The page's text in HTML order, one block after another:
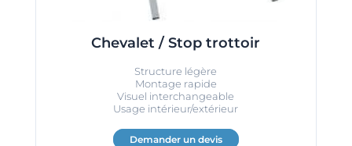
Chevalet / Stop trottoir
Structure légère
Montage rapide
Visuel interchangeable
Usage intérieur/extérieur
Demander un devis